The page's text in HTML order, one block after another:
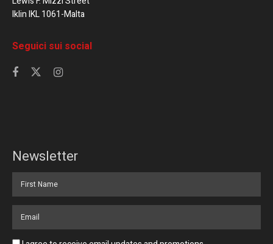
Iklin IKL 1061-Malta
Seguici sui social
Newsletter